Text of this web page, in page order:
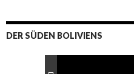
DER SÜDEN BOLIVIENS